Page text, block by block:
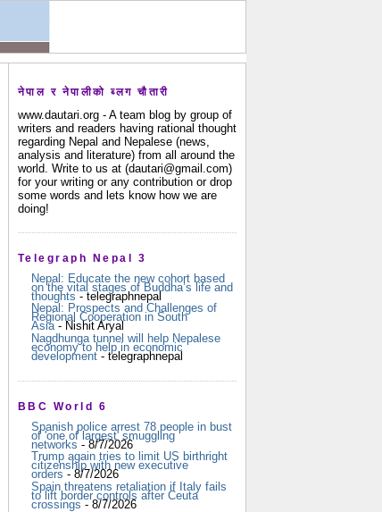
नेपाल र नेपालीको ब्लग चौतारी
www.dautari.org - A team blog by group of
writers and readers having rational thought
regarding Nepal and Nepalese (news,
analysis and literature) from all around the
world. Write to us at (dautari@gmail.com)
for your writing or any contribution or drop
some words and lets know how we are
doing!
Telegraph Nepal 3
Nepal: Educate the new cohort based
on the vital stages of Buddha’s life and
thoughts - telegraphnepal
Nepal: Prospects and Challenges of
Regional Cooperation in South
Asia- Nishit Aryal
Nagdhunga tunnel will help Nepalese
economy to help in economic
development - telegraphnepal
BBC World 6
Spanish police arrest 78 people in bust
of 'one of largest' smuggling
networks - 8/7/2026
Trump again tries to limit US birthright
citizenship with new executive
orders - 8/7/2026
Spain threatens retaliation if Italy fails
to lift border controls after Ceuta
crossings- 8/7/2026